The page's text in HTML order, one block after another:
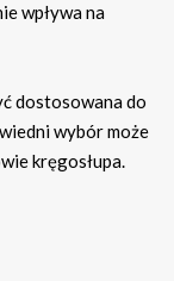
wpływa na
dostosowana do
wybór może
kręgosłupa.